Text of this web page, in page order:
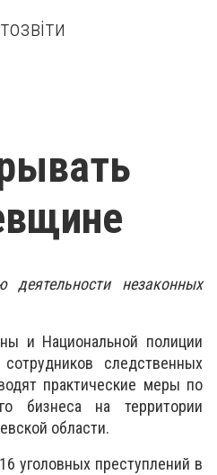
деятельности незаконных
и Национальной полиции
следственных
практические меры по
бизнеса на территории
области.
уголовных преступлений в